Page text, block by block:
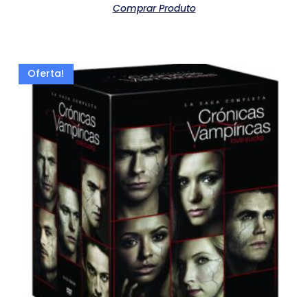
Comprar Produto
Oferta!